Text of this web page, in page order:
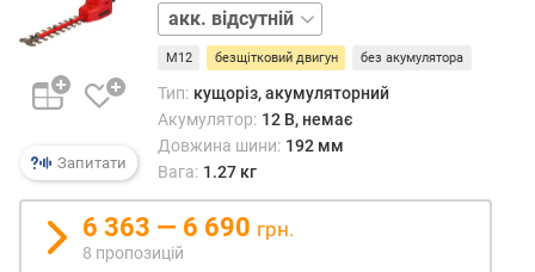
л
к
і
ю
п
р
о
Запитати
акк.
1
шт.
M12 безщітковий двигун без акумулятора
Тип: кущоріз, акумуляторний
Акумулятор: 12 В, немає
Довжина шини: 192 мм
Вага: 1.27 кг
6 363 — 6 690 грн.
8 пропозицій